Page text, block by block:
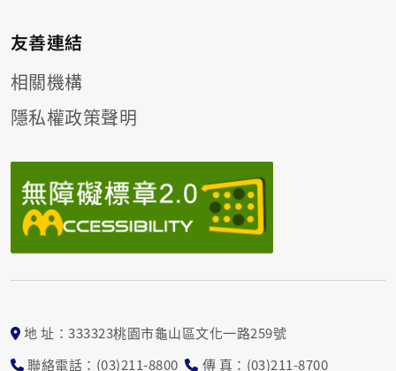
友善連結
相關機構
隱私權政策聲明
地 址：333323桃園市龜山區文化一路259號
聯絡電話：(03)211-8800
傳 真：(03)211-8700